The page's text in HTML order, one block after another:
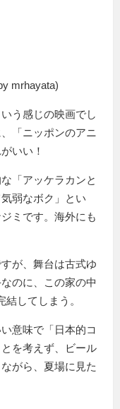
mrhayata)
う感じの映画でし
「ニッポンのアニ
いい！
「アッケラカンと
弱なボク」とい
ミです。海外にも
が、舞台は古式ゆ
のに、この家の中
してしまう。
意味で「日本的コ
を考えず、ビール
がら、夏場に見た